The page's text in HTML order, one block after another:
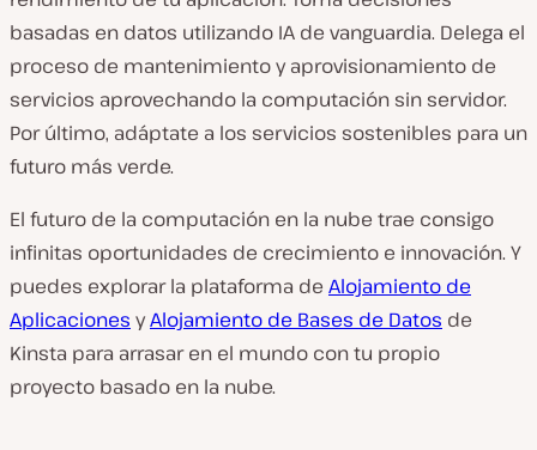
basadas en datos utilizando IA de vanguardia. Delega el
proceso de mantenimiento y aprovisionamiento de
servicios aprovechando la computación sin servidor.
Por último, adáptate a los servicios sostenibles para un
futuro más verde.
El futuro de la computación en la nube trae consigo
infinitas oportunidades de crecimiento e innovación. Y
puedes explorar la plataforma de Alojamiento de
Aplicaciones yAlojamiento de Bases de Datos de
Kinsta para arrasar en el mundo con tu propio
proyecto basado en la nube.